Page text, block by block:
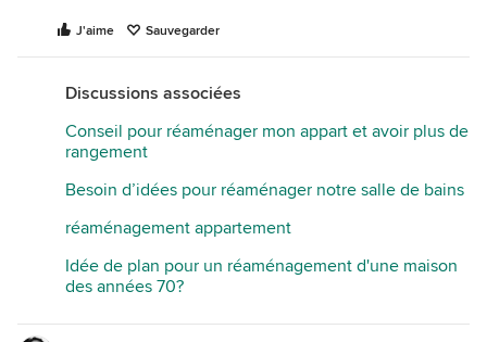
J'aime Sauvegarder
Discussions associées
Conseil pour réaménager mon appart et avoir plus de
rangement
Besoin d’idées pour réaménager notre salle de bains
réaménagement appartement
Idée de plan pour un réaménagement d'une maison
des années 70?